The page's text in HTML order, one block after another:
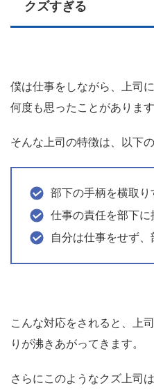
クズすぎる
僕は仕事をしながら、上司
何度も思ったことがあります
そんな上司の特徴は、以下
部下の手柄を横取り
仕事の責任を部下に
自分は仕事をせず、
こんな対応をされると、上
りが沸きあがってきます。
さらにこのようなクズ上司は